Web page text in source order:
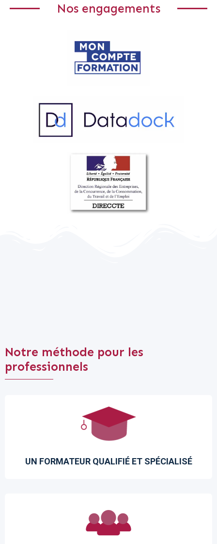
Nos engagements
Notre méthode pour les
professionnels
UN FORMATEUR QUALIFIÉ ET SPÉCIALISÉ